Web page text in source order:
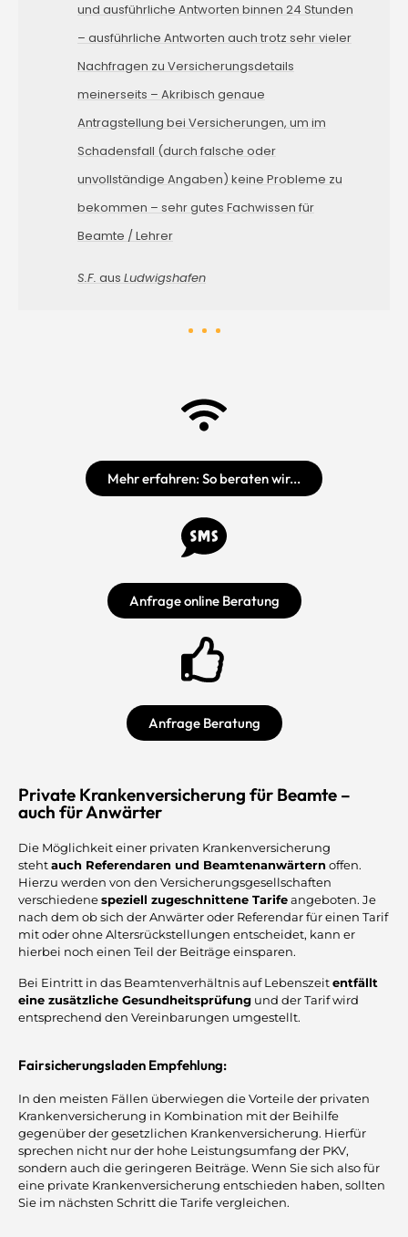
und ausführliche Antworten binnen 24 Stunden
– ausführliche Antworten auch trotz sehr vieler
Nachfragen zu Versicherungsdetails
meinerseits – Akribisch genaue
Antragstellung bei Versicherungen, um im
Schadensfall (durch falsche oder
unvollständige Angaben) keine Probleme zu
bekommen – sehr gutes Fachwissen für
Beamte / Lehrer
S.F. aus Ludwigshafen
Mehr erfahren: So beraten wir...
Anfrage online Beratung
Anfrage Beratung
Private Krankenversicherung für Beamte –
auch für Anwärter
Die Möglichkeit einer privaten Krankenversicherung
stehtauch Referendaren und Beamtenanwärtern offen.
Hierzu werden von den Versicherungsgesellschaften
verschiedenespeziell zugeschnittene Tarifeangeboten. Je
nach dem ob sich der Anwärter oder Referendar für einen Tarif
mit oder ohne Altersrückstellungen entscheidet, kann er
hierbei noch einen Teil der Beiträge einsparen.
Bei Eintritt in das Beamtenverhältnis auf Lebenszeitentfällt
eine zusätzliche Gesundheitsprüfung und der Tarif wird
entsprechend den Vereinbarungen umgestellt.
Fairsicherungsladen Empfehlung:
In den meisten Fällen überwiegen die Vorteile der privaten
Krankenversicherung in Kombination mit der Beihilfe
gegenüber der gesetzlichen Krankenversicherung. Hierfür
sprechen nicht nur der hohe Leistungsumfang der PKV,
sondern auch die geringeren Beiträge. Wenn Sie sich also für
eine private Krankenversicherung entschieden haben, sollten
Sie im nächsten Schritt die Tarife vergleichen.